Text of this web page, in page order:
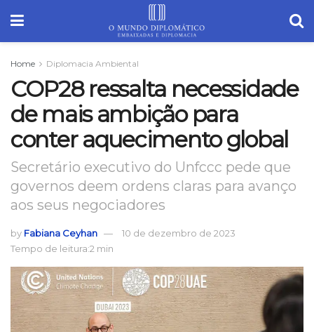
Home Diplomacia Ambiental
COP28 ressalta necessidade
de mais ambição para
conter aquecimento global
Secretário executivo do Unfccc pede que
governos deem ordens claras para avanço
aos seus negociadores
by Fabiana Ceyhan
10 de dezembro de 2023
Tempo de leitura:2 min